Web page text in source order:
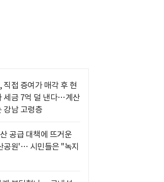
직접 증여가 매각 후 현
세금 7억 덜 낸다…계산
강남 고령층
공급 대책에 뜨거운
공원'… 시민들은 "녹지